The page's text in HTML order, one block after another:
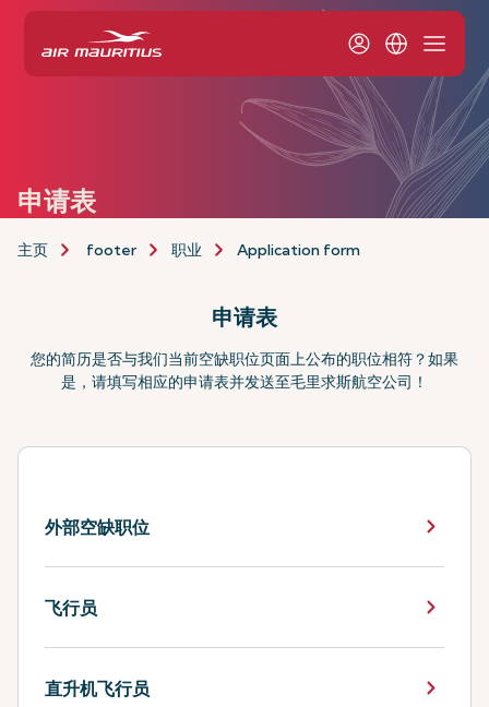
申请表
主页 footer 职业 Application form
申请表
您的简历是否与我们当前空缺职位页面上公布的职位相符？如果
是，请填写相应的申请表并发送至毛里求斯航空公司！
外部空缺职位
飞行员
直升机飞行员